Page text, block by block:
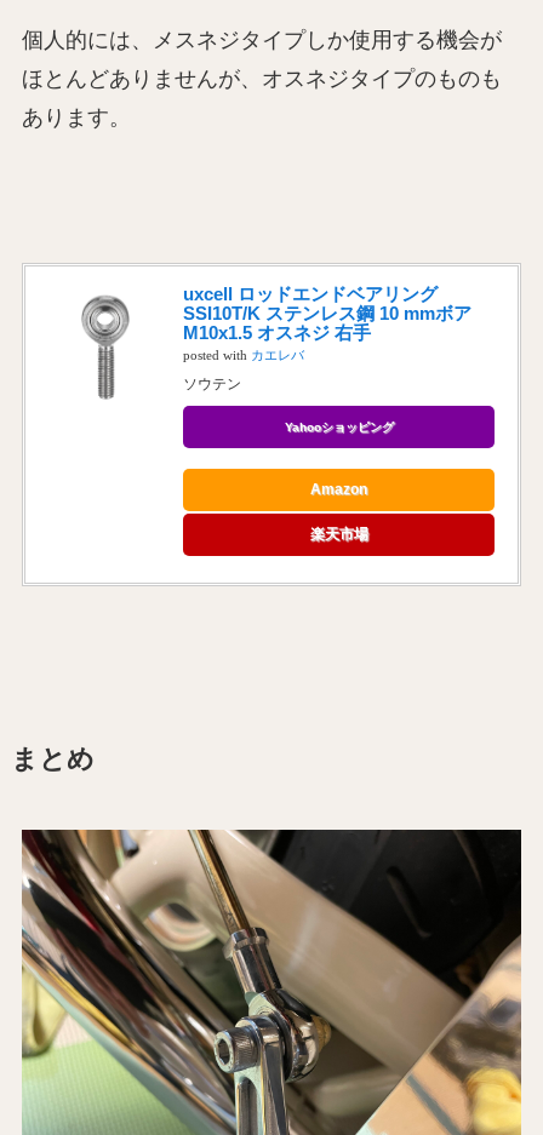
個人的には、メスネジタイプしか使用する機会が
ほとんどありませんが、オスネジタイプのものも
あります。
uxcell ロッドエンドベアリング
SSI10T/K ステンレス鋼 10 mmボア
M10x1.5 オスネジ 右手
posted with カエレバ
ソウテン
Yahooショッピング
Amazon
楽天市場
まとめ